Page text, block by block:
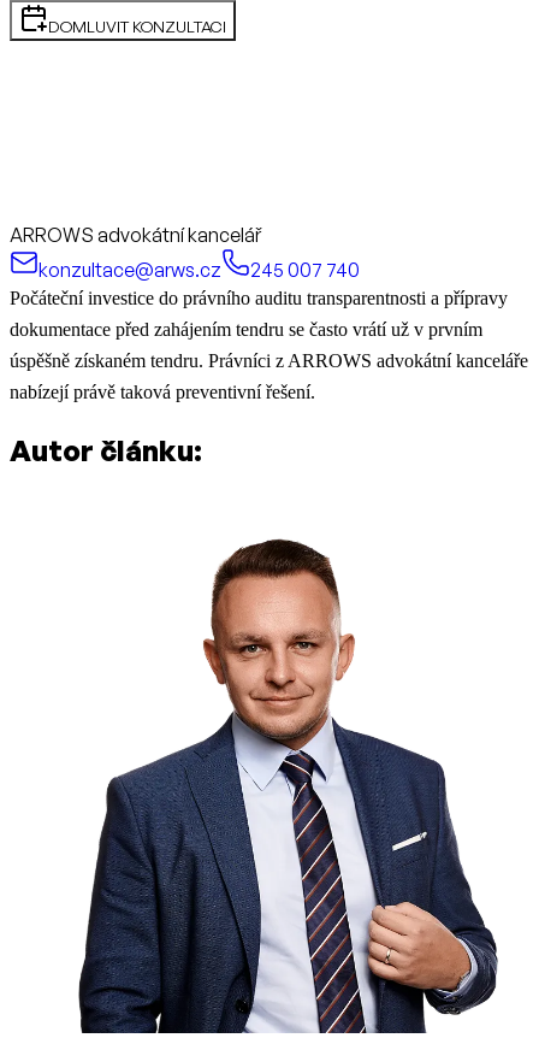
DOMLUVIT KONZULTACI
ARROWS advokátní kancelář
konzultace@arws.cz
245 007 740
Počáteční investice do právního auditu transparentnosti a přípravy
dokumentace před zahájením tendru se často vrátí už v prvním
úspěšně získaném tendru. Právníci z ARROWS advokátní kanceláře
nabízejí právě taková preventivní řešení.
Autor článku: